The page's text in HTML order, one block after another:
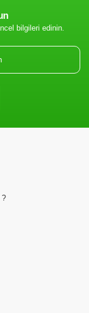
bilgileri edinin.
?